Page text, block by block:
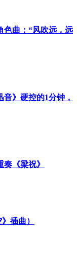
色曲：“风吹远，远
音》硬控的1分钟，
《梁祝》
插曲）